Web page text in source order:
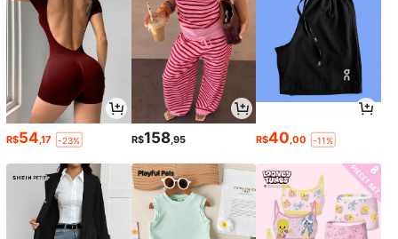
R$54 ,17 -23% R$158,95 R$40 ,00 -11%